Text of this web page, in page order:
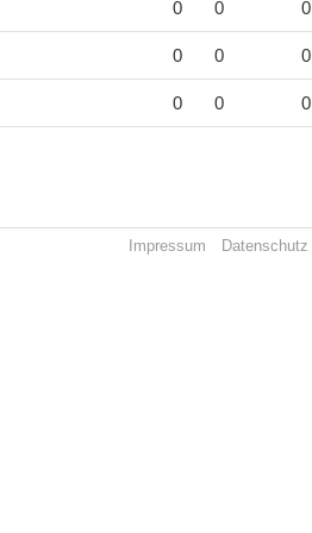
0 0 0
0 0 0
0 0 0
Impressum Datenschutz